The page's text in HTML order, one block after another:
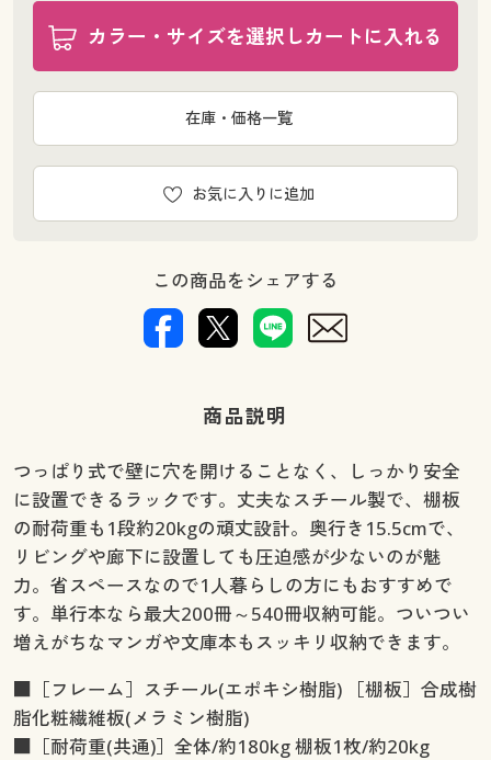
カラー・サイズを選択しカートに入れる
お気に入りに追加
在庫・価格一覧
この商品をシェアする
商品説明
つっぱり式で壁に穴を開けることなく、しっかり安全
に設置できるラックです。丈夫なスチール製で、棚板
の耐荷重も1段約20kgの頑丈設計。奥行き15.5cmで、
リビングや廊下に設置しても圧迫感が少ないのが魅
力。省スペースなので1人暮らしの方にもおすすめで
す。単行本なら最大200冊～540冊収納可能。ついつい
増えがちなマンガや文庫本もスッキリ収納できます。
■［フレーム］スチール(エポキシ樹脂) ［棚板］合成樹
脂化粧繊維板(メラミン樹脂)
■［耐荷重(共通)］全体/約180kg 棚板1枚/約20kg